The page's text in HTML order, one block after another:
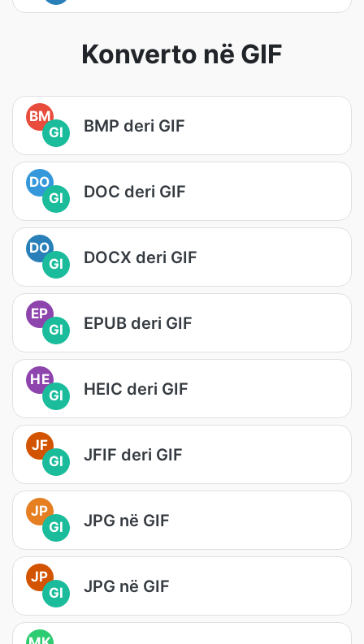
Konverto në GIF
BM
GI
BMP deri GIF
DO
GI
DOC deri GIF
DO
GI
DOCX deri GIF
EP
GI
EPUB deri GIF
HE
GI
HEIC deri GIF
JF
GI
JFIF deri GIF
JP
GI
JPG në GIF
JP
GI
JPG në GIF